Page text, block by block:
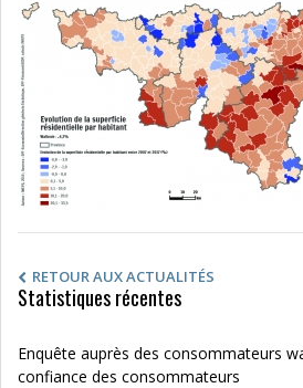
RETOUR AUX ACTUALITÉS
Statistiques récentes
Enquête auprès des consommateurs
confiance des consommateurs